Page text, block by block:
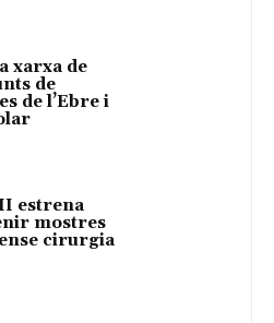
xarxa de
de
de l’Ebre i
estrena
mostres
cirurgia